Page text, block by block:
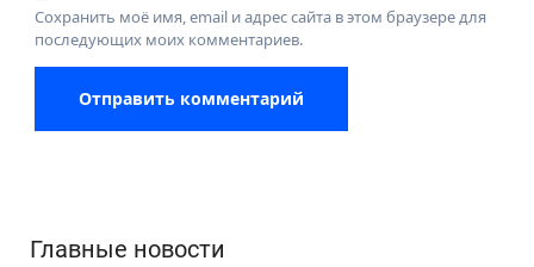
Сохранить моё имя, email и адрес сайта в этом браузере для
последующих моих комментариев.
Главные новости